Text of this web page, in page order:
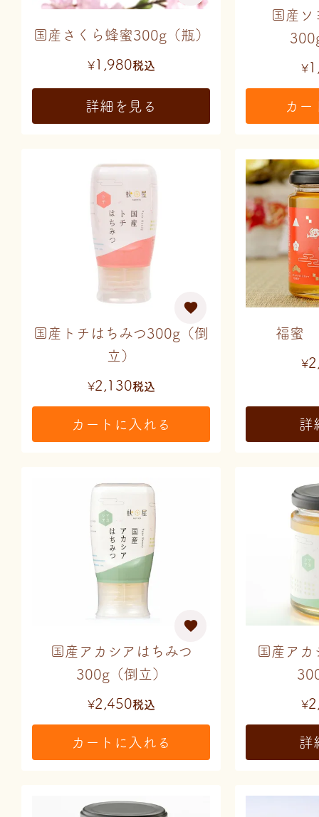
国産さくら蜂蜜300g（瓶）
¥1,980税込
詳細を見る
国産ソ
¥
カー
国産トチはちみつ300g（倒
立）
¥2,130税込
カートに入れる
福蜜
¥
詳
国産アカシアはちみつ
300g（倒立）
¥2,450税込
カートに入れる
国産ア
¥
詳